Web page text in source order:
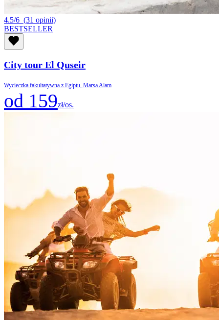
4.5/6 (31 opinii)
BESTSELLER
City tour El Quseir
Wycieczka fakultatywna z Egiptu, Marsa Alam
od 159zł/os.